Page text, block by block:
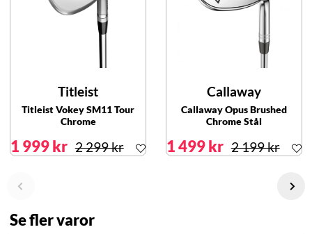
Titleist
Titleist Vokey SM11 Tour
Chrome
1 999 kr 2 299 kr
Callaway
Callaway Opus Brushed
Chrome Stål
1 499 kr 2 199 kr
Se fler varor